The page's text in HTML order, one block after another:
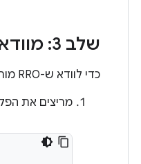
שלב 3: מוודאים שה-RRO מותקן
כדי לוודא ש-RRO מותקן במכשיר או לפתור בעיות שקשורות לכך שהוא לא הופעל:
מריצים את